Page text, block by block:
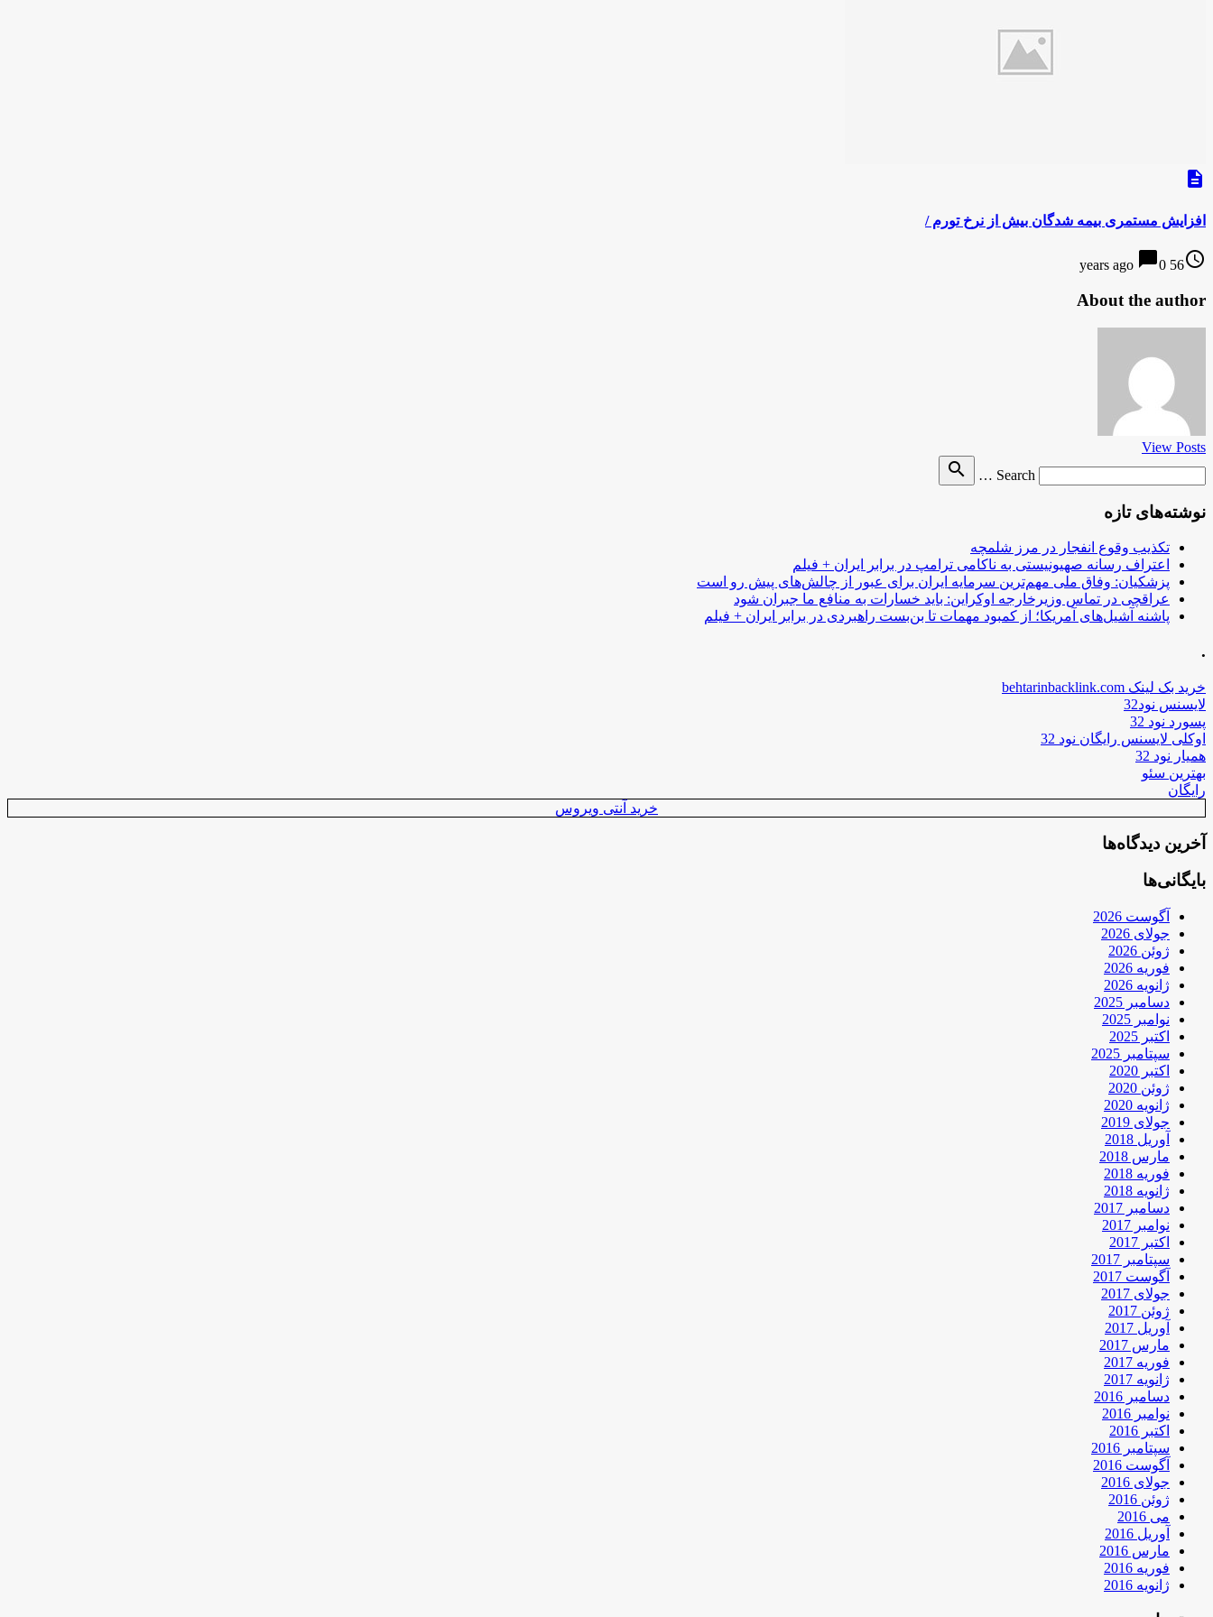
description
افزایش مستمری بیمه شدگان بیش از نرخ تورم /
access_time
56 years ago
chat_bubble0
About the author
View Posts
Search …
search
نوشته‌های تازه
تکذیب وقوع انفجار در مرز شلمچه
اعتراف رسانه صهیونیستی به ناکامی ترامپ در برابر ایران + فیلم
پزشکیان: وفاق ملی مهم‌ترین سرمایه ایران برای عبور از چالش‌های پیش رو است
عراقچی در تماس وزیرخارجه اوکراین: باید خسارات به منافع ما جبران شود
پاشنه آشیل‌های آمریکا؛ از کمبود مهمات تا بن‌بست راهبردی در برابر ایران + فیلم
.
خرید بک لینک behtarinbacklink.com
لایسنس نود32
پسورد نود 32
اوکلی لایسنس رایگان نود 32
همیار نود 32
بهترین سئو
رایگان
خرید آنتی ویروس
آخرین دیدگاه‌ها
بایگانی‌ها
آگوست 2026
جولای 2026
ژوئن 2026
فوریه 2026
ژانویه 2026
دسامبر 2025
نوامبر 2025
اکتبر 2025
سپتامبر 2025
اکتبر 2020
ژوئن 2020
ژانویه 2020
جولای 2019
آوریل 2018
مارس 2018
فوریه 2018
ژانویه 2018
دسامبر 2017
نوامبر 2017
اکتبر 2017
سپتامبر 2017
آگوست 2017
جولای 2017
ژوئن 2017
آوریل 2017
مارس 2017
فوریه 2017
ژانویه 2017
دسامبر 2016
نوامبر 2016
اکتبر 2016
سپتامبر 2016
آگوست 2016
جولای 2016
ژوئن 2016
می 2016
آوریل 2016
مارس 2016
فوریه 2016
ژانویه 2016